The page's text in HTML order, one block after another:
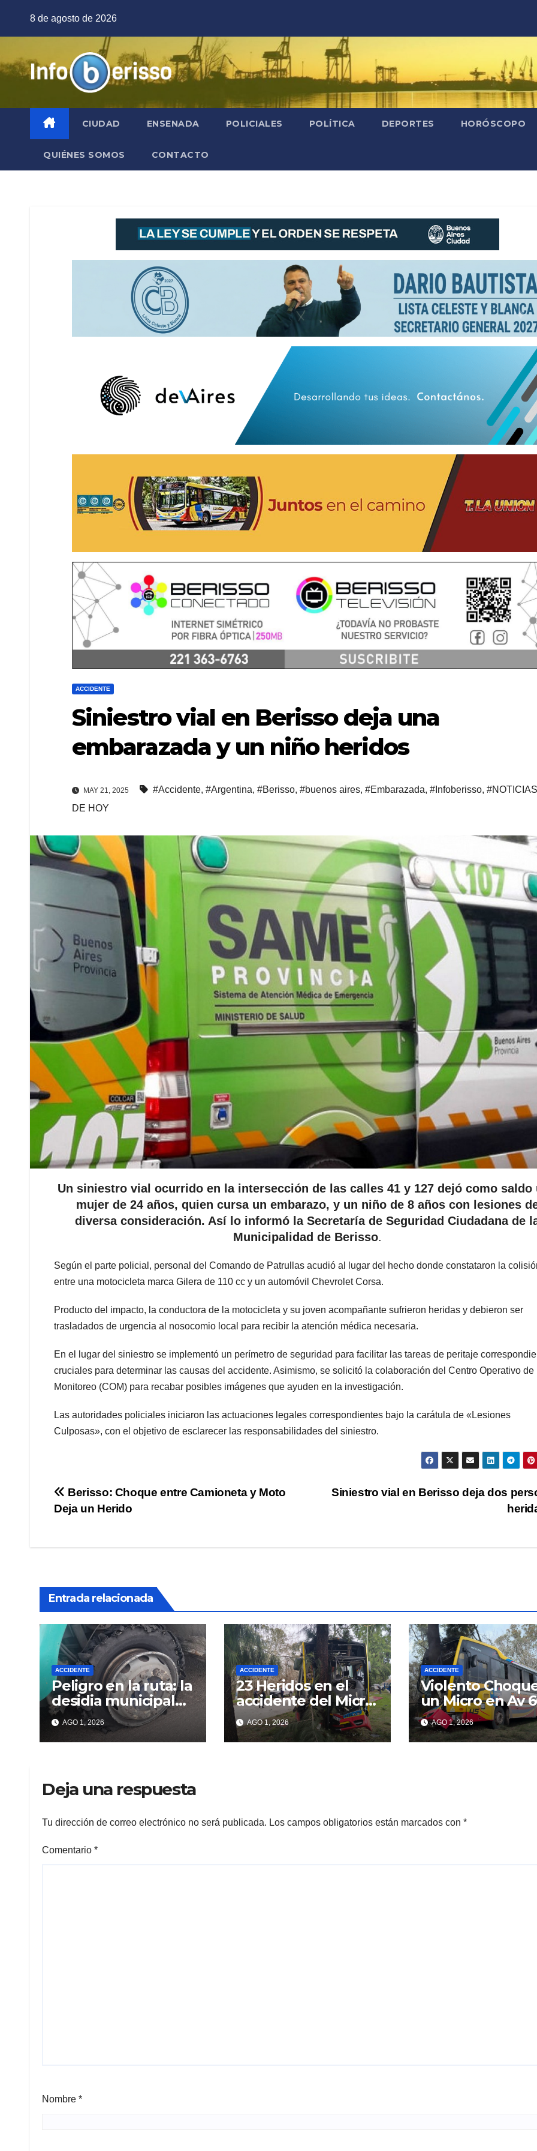
8 de agosto de 2026
CIUDAD ENSENADA POLICIALES POLÍTICA DEPORTES HORÓSCOPO
QUIÉNES SOMOS CONTACTO
ACCIDENTE
Siniestro vial en Berisso deja una
embarazada y un niño heridos
MAY 21, 2025 #Accidente, #Argentina, #Berisso, #buenos aires, #Embarazada, #Infoberisso, #NOTICIAS
DE HOY
Un siniestro vial ocurrido en la intersección de las calles 41 y 127 dejó como saldo
mujer de 24 años, quien cursa un embarazo, y un niño de 8 años con lesiones
diversa consideración. Así lo informó la Secretaría de Seguridad Ciudadana de
Municipalidad de Berisso.
Según el parte policial, personal del Comando de Patrullas acudió al lugar del hecho donde constataron la
entre una motocicleta marca Gilera de 110 cc y un automóvil Chevrolet Corsa.
Producto del impacto, la conductora de la motocicleta y su joven acompañante sufrieron heridas y debieron ser
trasladados de urgencia al nosocomio local para recibir la atención médica necesaria.
En el lugar del siniestro se implementó un perímetro de seguridad para facilitar las tareas de peritaje
cruciales para determinar las causas del accidente. Asimismo, se solicitó la colaboración del Centro Operativo de
Monitoreo (COM) para recabar posibles imágenes que ayuden en la investigación.
Las autoridades policiales iniciaron las actuaciones legales correspondientes bajo la carátula de «Lesiones
Culposas», con el objetivo de esclarecer las responsabilidades del siniestro.
Navegación
de
Siniestro vial en Berisso deja dos
Berisso: Choque entre Camioneta y Moto
Deja un Herido
Entrada relacionada
ACCIDENTE
Peligro en la ruta: la
desidia municipal
expuso a un grupo
de berissenses
AGO 1, 2026
ACCIDENTE
23 Heridos en el
accidente del Micro
en Avenida 60
AGO 1, 2026
ACCIDENTE
Violento
un Micro en Av
AGO 1, 2026
Deja una respuesta
Tu dirección de correo electrónico no será publicada. Los campos obligatorios están marcados con *
Comentario *
Nombre *